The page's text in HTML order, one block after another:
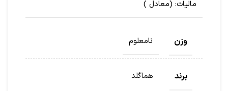
مالیات: (معادل )
وزن نامعلوم
برند هماگلد